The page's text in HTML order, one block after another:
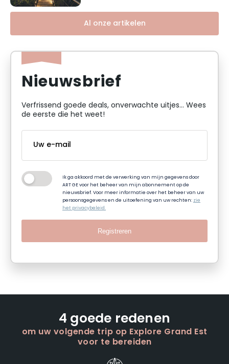
Al onze artikelen
Nieuwsbrief
Verfrissend goede deals, onverwachte uitjes... Wees
de eerste die het weet!
Ik ga akkoord met de verwerking van mijn gegevens door
ART GE voor het beheer van mijn abonnement op de
nieuwsbrief. Voor meer informatie over het beheer van uw
persoonsgegevens en de uitoefening van uw rechten:zie
het privacybeleid.
Registreren
4 goede redenen
om uw volgende trip op Explore Grand Est
voor te bereiden